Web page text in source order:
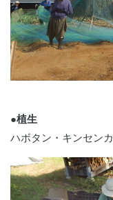
●植生
ハボタン・キンセン